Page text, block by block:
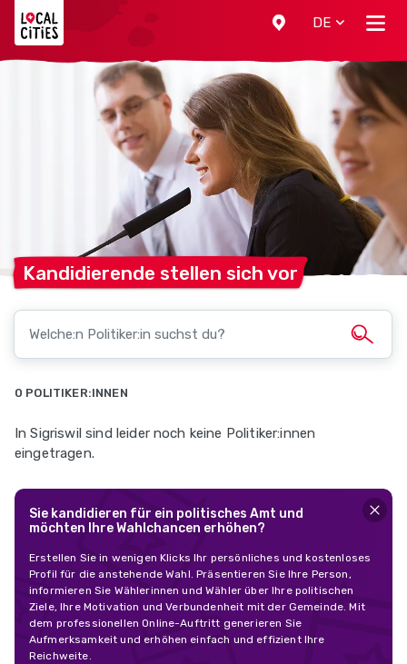
DE
Kandidierende stellen sich vor
0 POLITIKER:INNEN
In Sigriswil sind leider noch keine Politiker:innen
eingetragen.
Sie kandidieren für ein politisches Amt und
möchten Ihre Wahlchancen erhöhen?
Erstellen Sie in wenigen Klicks Ihr persönliches und kostenloses
Profil für die anstehende Wahl. Präsentieren Sie Ihre Person,
informieren Sie Wählerinnen und Wähler über Ihre politischen
Ziele, Ihre Motivation und Verbundenheit mit der Gemeinde. Mit
dem professionellen Online-Auftritt generieren Sie
Aufmerksamkeit und erhöhen einfach und effizient Ihre
Reichweite.